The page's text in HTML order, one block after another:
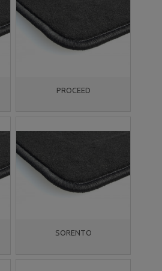
PROCEED
SORENTO